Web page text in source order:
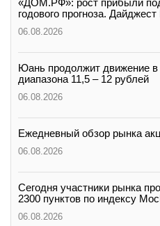
телеграм
Стать автором
«ДОМ.РФ»: рост прибыли
годового прогноза.
06.08.2026
Юань продолжит движение в
диапазона 11,5 – 12 рублей
06.08.2026
Ежедневный обзор рынка
06.08.2026
Сегодня участники рынка
2300 пунктов по индексу
06.08.2026